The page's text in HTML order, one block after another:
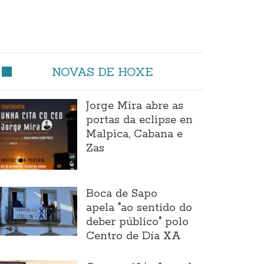
NOVAS DE HOXE
Jorge Mira abre as
portas da eclipse en
Malpica, Cabana e
Zas
Boca de Sapo
apela "ao sentido do
deber público" polo
Centro de Día XA